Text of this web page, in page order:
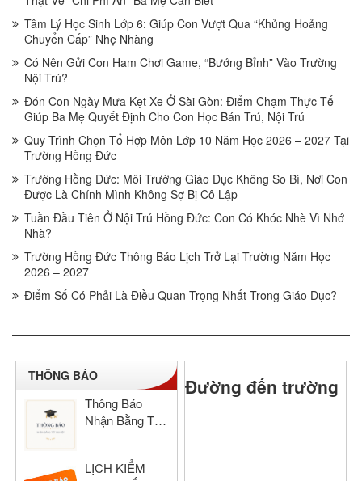
Tâm Lý Học Sinh Lớp 6: Giúp Con Vượt Qua “Khủng Hoảng
Chuyển Cấp” Nhẹ Nhàng
Có Nên Gửi Con Ham Chơi Game, “Bướng Bỉnh” Vào Trường
Nội Trú?
Đón Con Ngày Mưa Kẹt Xe Ở Sài Gòn: Điểm Chạm Thực Tế
Giúp Ba Mẹ Quyết Định Cho Con Học Bán Trú, Nội Trú
Quy Trình Chọn Tổ Hợp Môn Lớp 10 Năm Học 2026 – 2027 Tại
Trường Hồng Đức
Trường Hồng Đức: Môi Trường Giáo Dục Không So Bì, Nơi Con
Được Là Chính Mình Không Sợ Bị Cô Lập
Tuần Đầu Tiên Ở Nội Trú Hồng Đức: Con Có Khóc Nhè Vì Nhớ
Nhà?
Trường Hồng Đức Thông Báo Lịch Trở Lại Trường Năm Học
2026 – 2027
Điểm Số Có Phải Là Điều Quan Trọng Nhất Trong Giáo Dục?
THÔNG BÁO
Thông Báo
Nhận Bằng Tốt
Đức Năm Học
LỊCH KIỂM
Đường đến trường